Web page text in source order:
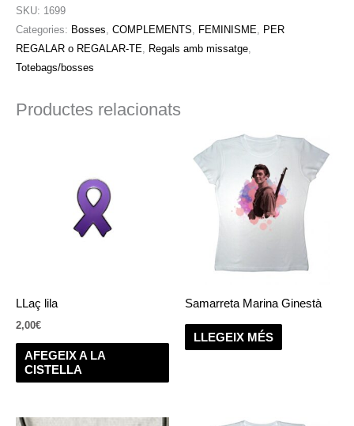
SKU: 1699
Categories: Bosses COMPLEMENTS FEMINISME
PER
REGALAR o REGALAR-TE
Regals amb missatge
Totebags/bosses
Productes relacionats
LLaç lila
2,00€
AFEGEIX A LA
CISTELLA
Samarreta Marina Ginestà
LLEGEIX MÉS